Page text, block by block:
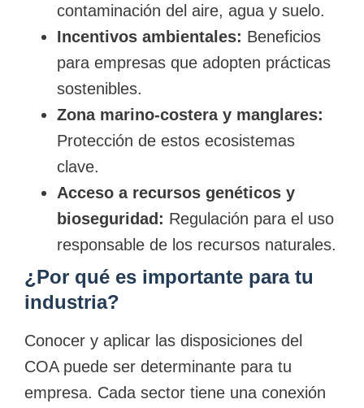
contaminación del aire, agua y suelo.
Incentivos ambientales: Beneficios
para empresas que adopten prácticas
sostenibles.
Zona marino-costera y manglares:
Protección de estos ecosistemas
clave.
Acceso a recursos genéticos y
bioseguridad: Regulación para el uso
responsable de los recursos naturales.
¿Por qué es importante para tu
industria?
Conocer y aplicar las disposiciones del
COA puede ser determinante para tu
empresa. Cada sector tiene una conexión